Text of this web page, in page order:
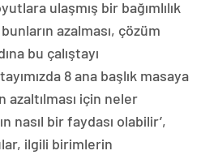
ulaşmış bir bağımlılık
azalması, çözüm
bu çalıştayı
8 ana başlık masaya
azaltılması için neler
nasıl bir faydası olabilir’,
ilgili birimlerin